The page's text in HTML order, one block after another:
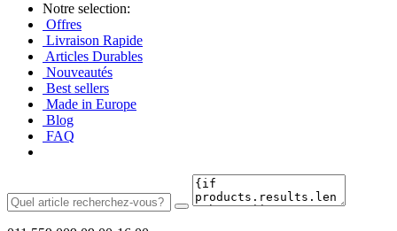
Notre selection:
Offres
Livraison Rapide
Articles Durables
Nouveautés
Best sellers
Made in Europe
Blog
FAQ